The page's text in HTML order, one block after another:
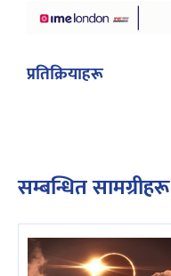
प्रतिक्रियाहरू
सम्बन्धित सामग्रीहरू